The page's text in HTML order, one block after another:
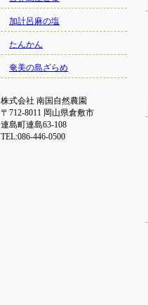
加計呂麻の塩
たんかん
奄美の島ざらめ
株式会社 南国自然農園
〒712-8011 岡山県倉敷市
連島町連島63-108
TEL:086-446-0500